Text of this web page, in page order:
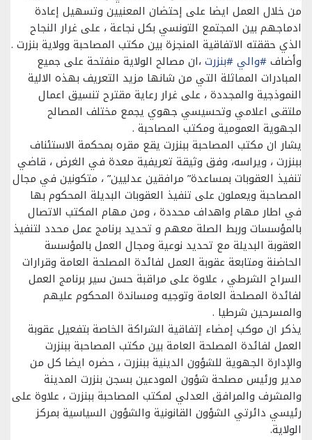
من خلال العمل ايضا على إحتضان المعنيين وتسهيل إعادة
ادماجهم بين المجتمع التونسي بكل نجاعة ، على غرار النجاح
الذي حققته الاتفاقية المنجزة بين مكتب المصاحبة وولاية بنزرت .
وأضاف#والي#بنزرت،ان مصالح الولاية منفتحة على جميع
المبادرات المماثلة التي من شانها مزيد التعريف بهذه الالية
النموذجية والمجددة ، على غرار رعاية مقترح تنسيق اعمال
ملتقى اعلامي وتحسيسي جهوي يجمع مختلف المصالح
الجهوية العمومية ومكتب المصاحبة .
يشار ان مكتب المصاحبة ببنزرت يقع مقره بمحكمة الاستئناف
ببنزرت ، ويراسه، وفق وثيقة تعريفية معدة في الغرض ، قاضي
تنفيذ العقوبات بمساعدة” مرافقين عدليين” ، متكونين في مجال
المصاحبة ويعملون على تنفيذ العقوبات البديلة المحكوم بها
في اطار مهام واهداف محددة ، ومن مهام المكتب الاتصال
بالمؤسسات وربط الصلة معهم و تحديد برنامج عمل محدد لتنفيذ
العقوبة البديلة مع تحديد نوعية ومجال العمل بالمؤسسة
الحاضنة ومتابعة عقوبة العمل لفائدة المصلحة العامة وقرارات
السراح الشرطي ، علاوة على مراقبة حسن سير برنامج العمل
لفائدة المصلحة العامة وتوجيه ومساندة المحكوم عليهم
والمسرحين شرطيا .
يذكر ان موكب إمضاء إتفاقية الشراكة الخاصة بتفعيل عقوبة
العمل لفائدة المصلحة العامة بين مكتب المصاحبة ببنزرت
والإدارة الجهوية للشؤون الدينية ببنزرت ، حضره ايضا كل من
مدير ورئيس مصلحة شؤون المودعين بسجن بنزرت المدينة
والمشرف والمرافق العدلي لمكتب المصاحبة ببنزرت ، علاوة على
رئيسي دائرتي الشؤون القانونية والشؤون السياسية بمركز
الولاية.